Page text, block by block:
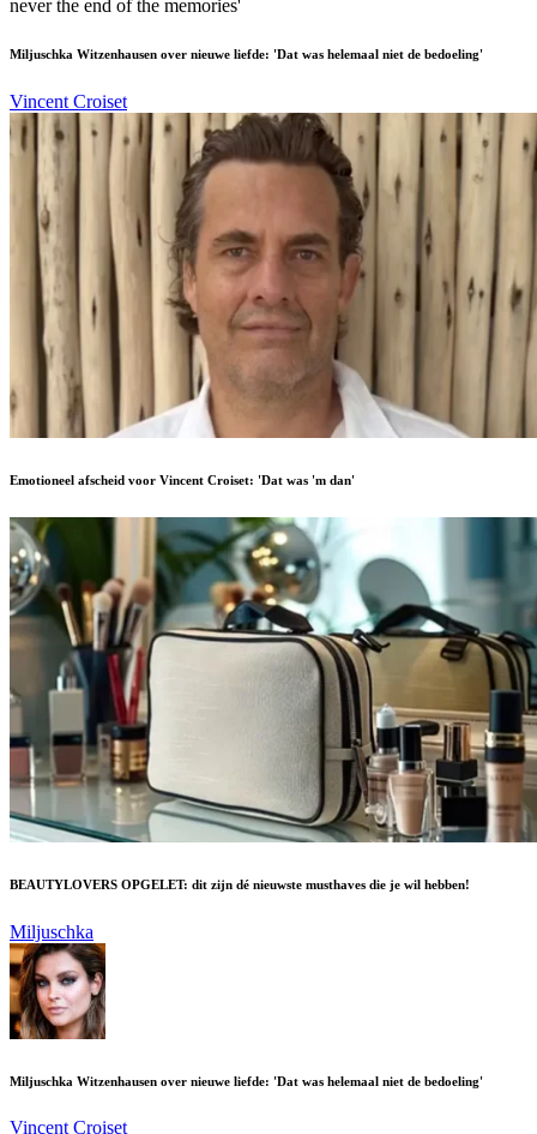
Miljuschka Witzenhausen over nieuwe liefde: 'Dat was helemaal niet de bedoeling'
Vincent Croiset
Emotioneel afscheid voor Vincent Croiset: 'Dat was 'm dan'
BEAUTYLOVERS OPGELET: dit zijn dé nieuwste musthaves die je wil hebben!
Miljuschka
Miljuschka Witzenhausen over nieuwe liefde: 'Dat was helemaal niet de bedoeling'
Vincent Croiset